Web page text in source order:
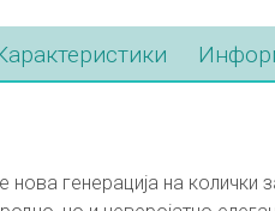
нова генерација на